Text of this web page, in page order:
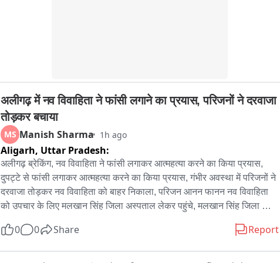
अलीगढ़ में नव विवाहिता ने फांसी लगाने का प्रयास, परिजनों ने दरवाजा
तोड़कर बचाया
MS Manish Sharma 1h ago
Aligarh, Uttar Pradesh:
अलीगढ़ ब्रेकिंग, नव विवाहिता ने फांसी लगाकर आत्महत्या करने का किया प्रयास,
दुपट्टे से फांसी लगाकर आत्महत्या करने का किया प्रयास, गंभीर अवस्था में परिजनों ने
दरवाजा तोड़कर नव विवाहिता को बाहर निकाला, परिजन आनन फानन नव विवाहिता
को उपचार के लिए मलखान सिंह जिला अस्पताल लेकर पहुंचे, मलखान सिंह जिला
पार्क के इलाके के अंबेडकर कॉलोनी की घटना
0 0 Share Report